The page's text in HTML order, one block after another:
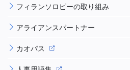
フィランソロピーの取り組み
アライアンスパートナー
カオパス